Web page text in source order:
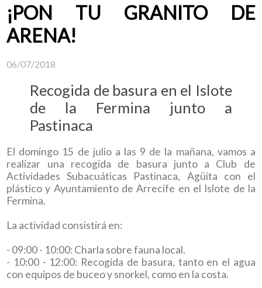
¡PON TU GRANITO DE
ARENA!
06/07/2018
Recogida de basura en el Islote
de la Fermina junto a
Pastinaca
El domingo 15 de julio a las 9 de la mañana, vamos a
realizar una recogida de basura junto a Club de
Actividades Subacuáticas Pastinaca, Agüita con el
plástico y Ayuntamiento de Arrecife en el Islote de la
Fermina.
La actividad consistirá en:
- 09:00 - 10:00: Charla sobre fauna local.
- 10:00 - 12:00: Recogida de basura, tanto en el agua
con equipos de buceo y snorkel, como en la costa.